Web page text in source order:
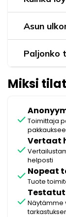
Asun
Paljonko
Miksi
check Toimittaja
check
Vertaat
helposti
check Nopeat
Tuote
check Näytämme